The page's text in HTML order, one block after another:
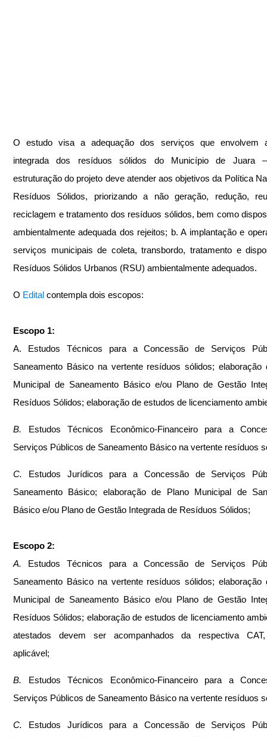
O estudo visa a adequação dos serviços que envolvem
integrada dos resíduos sólidos do Município de Juara
estruturação do projeto deve atender aos objetivos da Política
Resíduos Sólidos, priorizando a não geração, redução,
reciclagem e tratamento dos resíduos sólidos, bem como
ambientalmente adequada dos rejeitos; b. A implantação e
serviços municipais de coleta, transbordo, tratamento e
Resíduos Sólidos Urbanos (RSU) ambientalmente adequados.
O Edital contempla dois escopos:
Escopo 1:
A. Estudos Técnicos para a Concessão de Serviços
Saneamento Básico na vertente resíduos sólidos; elaboração
Municipal de Saneamento Básico e/ou Plano de Gestão
Resíduos Sólidos; elaboração de estudos de licenciamento
B. Estudos Técnicos Econômico-Financeiro para a
Serviços Públicos de Saneamento Básico na vertente resíduos
C. Estudos Jurídicos para a Concessão de Serviços
Saneamento Básico; elaboração de Plano Municipal de
Básico e/ou Plano de Gestão Integrada de Resíduos Sólidos;
Escopo 2:
A. Estudos Técnicos para a Concessão de Serviços
Saneamento Básico na vertente resíduos sólidos; elaboração
Municipal de Saneamento Básico e/ou Plano de Gestão
Resíduos Sólidos; elaboração de estudos de licenciamento
atestados devem ser acompanhados da respectiva
aplicável;
B. Estudos Técnicos Econômico-Financeiro para a
Serviços Públicos de Saneamento Básico na vertente resíduos
C. Estudos Jurídicos para a Concessão de Serviços